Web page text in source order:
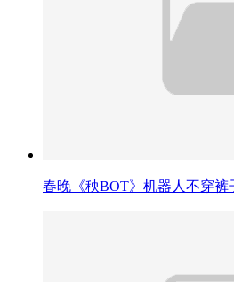
春晚《秧BOT》机器人不穿裤